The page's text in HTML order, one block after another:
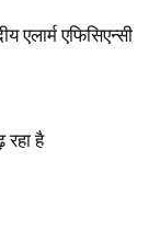
एलार्म एफिसिएन्सी
रहा है